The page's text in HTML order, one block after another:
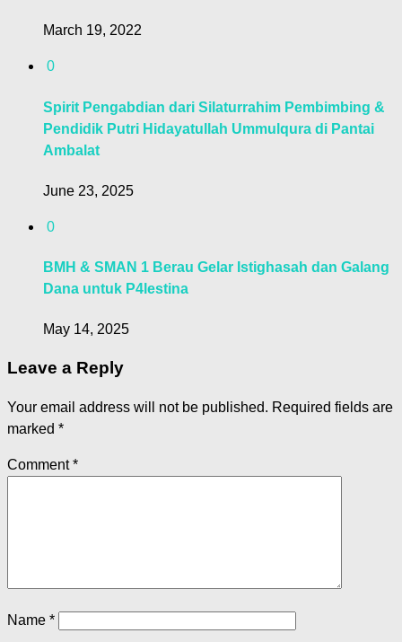
March 19, 2022
0
Spirit Pengabdian dari Silaturrahim Pembimbing &
Pendidik Putri Hidayatullah Ummulqura di Pantai
Ambalat
June 23, 2025
0
BMH & SMAN 1 Berau Gelar Istighasah dan Galang
Dana untuk P4lestina
May 14, 2025
Leave a Reply
Your email address will not be published. Required fields are
marked *
Comment*
Name *